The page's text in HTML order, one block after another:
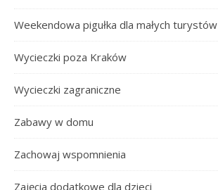
Weekendowa pigułka dla małych turystów
Wycieczki poza Kraków
Wycieczki zagraniczne
Zabawy w domu
Zachowaj wspomnienia
Zajęcia dodatkowe dla dzieci